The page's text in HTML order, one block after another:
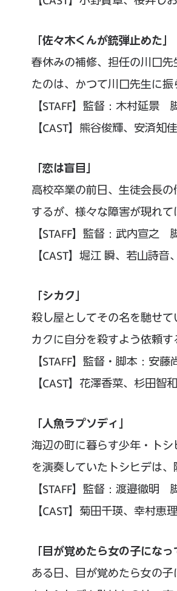
「佐々木くんが銃弾止めた」
春休みの補修、担任の川口
たのは、かつて川口先生に
【STAFF】監督：木村延
【CAST】熊谷俊輝、安済知
「恋は盲目」
高校卒業の前日、生徒会長
するが、様々な障害が現れて
【STAFF】監督：武内宣
【CAST】堀江 瞬、若山詩
「シカク」
殺し屋としてその名を馳せ
カクに自分を殺すよう依頼す
【STAFF】監督・脚本：安
【CAST】花澤香菜、杉田智和
「人魚ラプソディ」
海辺の町に暮らす少年・ト
を演奏していたトシヒデは
【STAFF】監督：渡邉徹
【CAST】菊田千瑛、幸村恵理
「目が覚めたら女の子になっ
ある日、目が覚めたら女の